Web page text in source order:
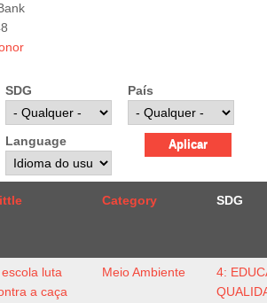
SDG País
Language
Category SDG
escola luta
a caça
Meio Ambiente
4: